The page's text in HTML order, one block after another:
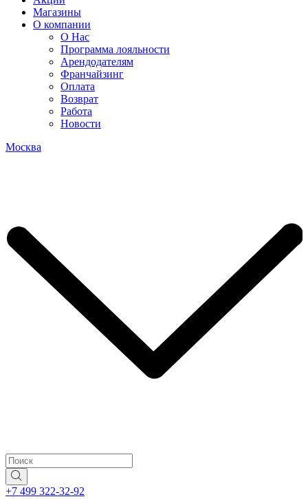
Магазины
О компании
О Нас
Программа лояльности
Арендодателям
Франчайзинг
Оплата
Возврат
Работа
Новости
Москва
+7 499 322-32-92